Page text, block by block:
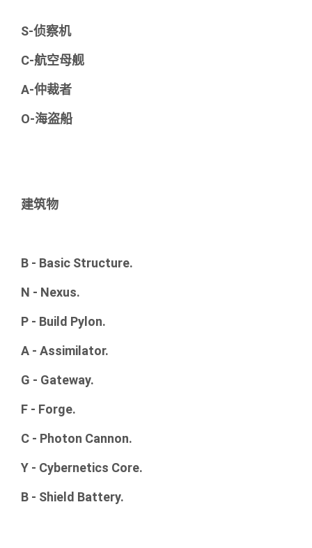
S-侦察机
C-航空母舰
A-仲裁者
O-海盗船
建筑物
B - Basic Structure.
N - Nexus.
P - Build Pylon.
A - Assimilator.
G - Gateway.
F - Forge.
C - Photon Cannon.
Y - Cybernetics Core.
B - Shield Battery.